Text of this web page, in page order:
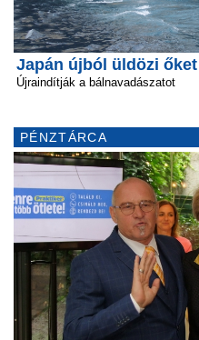
Japán újból üldözi őket
Újraindítják a bálnavadászatot
PÉNZTÁRCA